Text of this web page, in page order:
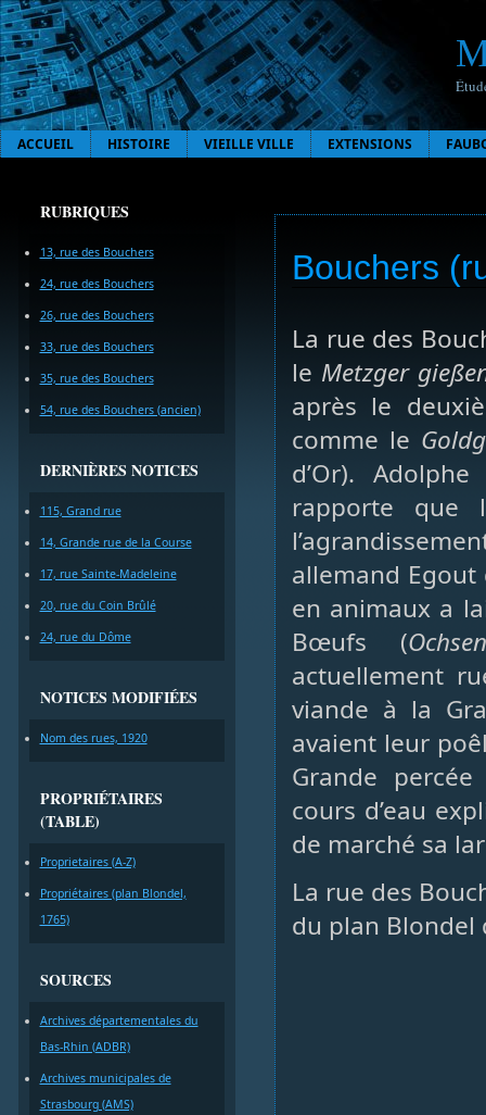
ACCUEIL HISTOIRE VIEILLE VILLE EXTENSIONS
RUBRIQUES
13, rue des Bouchers
24, rue des Bouchers
26, rue des Bouchers
33, rue des Bouchers
35, rue des Bouchers
54, rue des Bouchers (ancien)
DERNIÈRES NOTICES
115, Grand rue
14, Grande rue de la Course
17, rue Sainte-Madeleine
20, rue du Coin Brûlé
24, rue du Dôme
NOTICES MODIFIÉES
Nom des rues, 1920
PROPRIÉTAIRES
(TABLE)
Proprietaires (A-Z)
Propriétaires (plan Blondel,
1765)
SOURCES
Archives départementales du
Bas-Rhin (ADBR)
Archives municipales de
Strasbourg (AMS)
Bouchers
La rue des
le Metzger
après le
comme le
d’Or).
rapporte que
allemand Egout
en animaux a
Bœufs (
actuellement
viande à la
avaient leur
Grande
cours d’eau
de marché sa
La rue des
du plan Blondel